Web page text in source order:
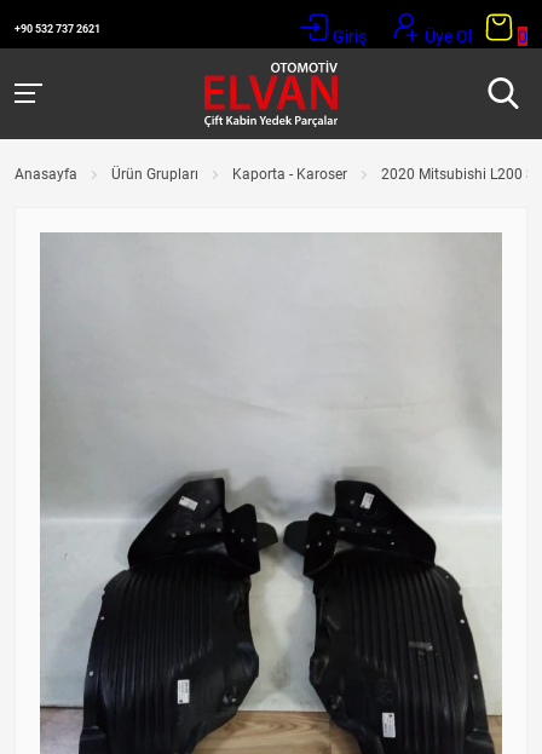
+90 532 737 2621 Giriş Üye Ol 0
Anasayfa Ürün Grupları Kaporta - Karoser 2020 Mitsubishi L200